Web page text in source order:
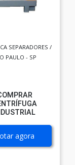
SEPARADORES /
PAULO - SP
agora